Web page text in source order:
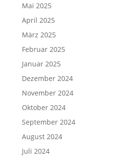
Mai 2025
April 2025
März 2025
Februar 2025
Januar 2025
Dezember 2024
November 2024
Oktober 2024
September 2024
August 2024
Juli 2024